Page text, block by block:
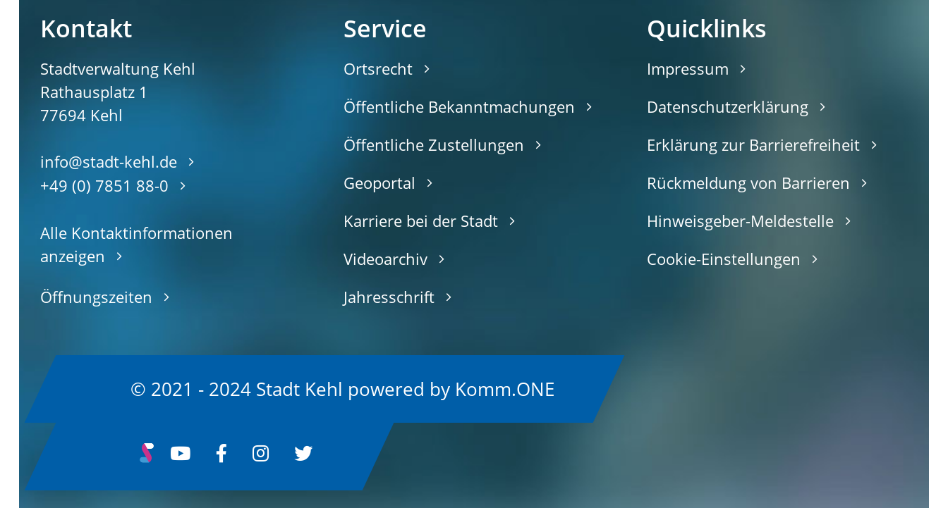
Kontakt
Stadtverwaltung Kehl
Rathausplatz 1
77694 Kehl
info@stadt-kehl.de
+49 (0) 7851 88-0
Alle Kontaktinformationen
anzeigen
Öffnungszeiten
Service
Ortsrecht
Öffentliche Bekanntmachungen
Öffentliche Zustellungen
Geoportal
Karriere bei der Stadt
Videoarchiv
Jahresschrift
Quicklinks
Impressum
Datenschutzerklärung
Erklärung zur Barrierefreiheit
Rückmeldung von Barrieren
Hinweisgeber-Meldestelle
Cookie-Einstellungen
© 2021 - 2024 Stadt Kehl powered by Komm.ONE